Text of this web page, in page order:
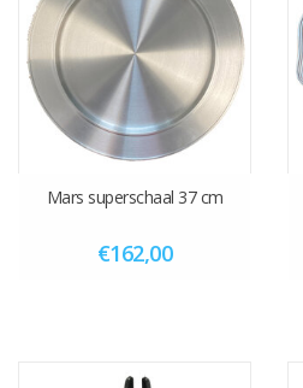
Mars superschaal 37 cm
€162,00